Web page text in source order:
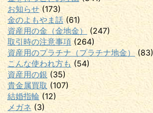
お知らせ(173)
金のよもやま話(61)
資産用の金（金地金）
(247)
取引時の注意事項(264)
資産用のプラチナ（プラチナ地金）
(83)
こんな使われ方も (54)
資産用の銀 (35)
貴金属買取 (107)
結婚指輪(12)
メガネ (3)